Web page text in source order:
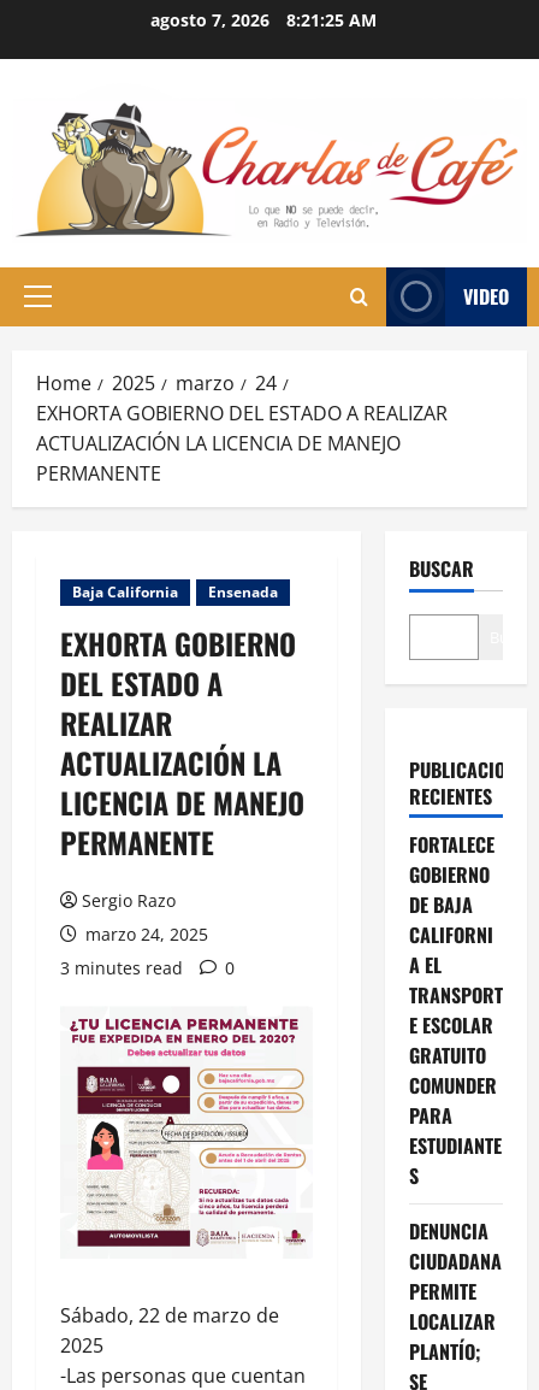
agosto 7, 2026 8:21:25 AM
Primary
VIDEO
Home 2025 marzo
24
EXHORTA GOBIERNO DEL ESTADO A REALIZAR
ACTUALIZACIÓN LA LICENCIA DE MANEJO
PERMANENTE
Baja California Ensenada
EXHORTA GOBIERNO
DEL ESTADO A
REALIZAR
ACTUALIZACIÓN LA
LICENCIA DE MANEJO
PERMANENTE
Sergio Razo
marzo 24, 2025
3 minutes read
0
Sábado, 22 de marzo de
2025
-Las personas que cuentan
BUSCAR
PUBLICACIONES
RECIENTES
FORTALECE
GOBIERNO
DE BAJA
CALIFORNI
A EL
TRANSPORT
E ESCOLAR
GRATUITO
COMUNDER
PARA
ESTUDIANTE
S
DENUNCIA
CIUDADANA
PERMITE
LOCALIZAR
PLANTÍO;
SE